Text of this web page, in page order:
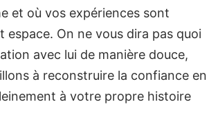
et où vos expériences sont
espace. On ne vous dira pas quoi
avec lui de manière douce,
à reconstruire la confiance en
à votre propre histoire